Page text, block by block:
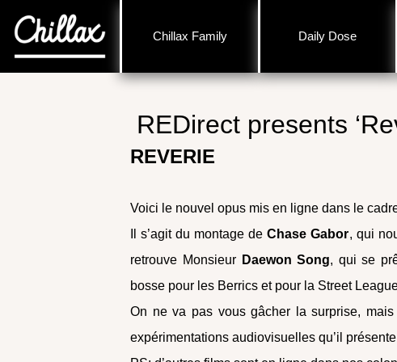
Chillax Family Daily Dose
REDirect presents
REVERIE
Voici le nouvel opus mis en ligne dans le
Il s’agit du montage deChase Gabor, qui
retrouve Monsieur Daewon Song, qui se
bosse pour les Berrics et pour la Street
On ne va pas vous gâcher la surprise,
expérimentations audiovisuelles qu’il